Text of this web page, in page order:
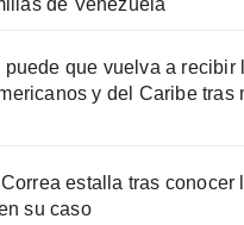
de Venezuela
puede que vuelva a recibir
y del Caribe tras
estalla tras conocer
su caso